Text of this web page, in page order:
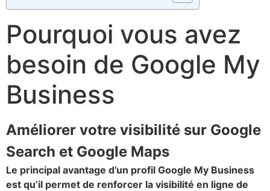
​Pourquoi vous avez
besoin de Google My
Business
Améliorer votre visibilité sur Google
Search et Google Maps
Le principal avantage d’un profil Google My Business
est qu’il permet de renforcer la visibilité en ligne de